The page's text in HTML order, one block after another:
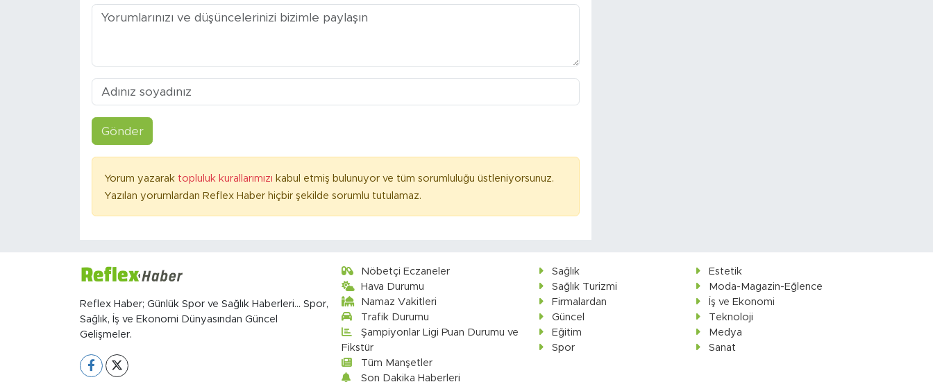
Gönder
Yorum yazarak topluluk kurallarımızı kabul etmiş bulunuyor ve tüm sorumluluğu üstleniyorsunuz.
Yazılan yorumlardan Reflex Haber hiçbir şekilde sorumlu tutulamaz.
Reflex Haber; Günlük Spor ve Sağlık Haberleri... Spor,
Sağlık, İş ve Ekonomi Dünyasından Güncel
Gelişmeler.
Nöbetçi Eczaneler
Hava Durumu
Namaz Vakitleri
Trafik Durumu
Şampiyonlar Ligi Puan Durumu ve
Fikstür
Tüm Manşetler
Son Dakika Haberleri
Sağlık
Estetik
Sağlık Turizmi
Moda-Magazin-Eğlence
Firmalardan
İş ve Ekonomi
Güncel
Teknoloji
Eğitim
Medya
Spor
Sanat